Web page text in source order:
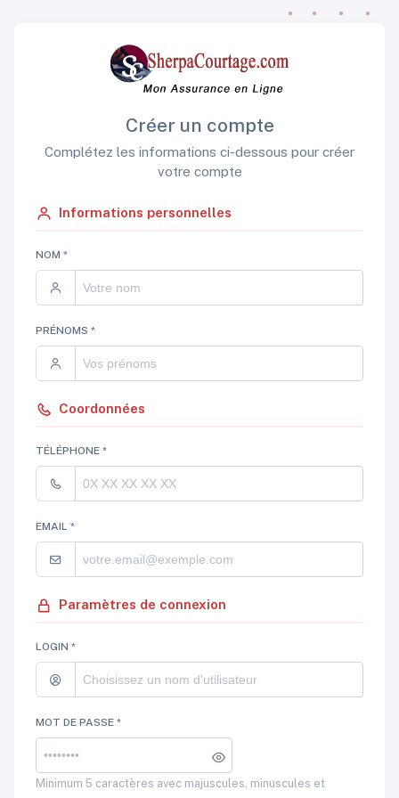
Créer un compte
Complétez les informations ci-dessous pour créer
votre compte
Informations personnelles
NOM *
PRÉNOMS *
Coordonnées
TÉLÉPHONE *
EMAIL *
Paramètres de connexion
LOGIN *
MOT DE PASSE *
Minimum 5 caractères avec majuscules, minuscules et